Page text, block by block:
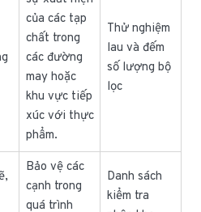
của các tạp
chất trong
các đường
may hoặc
khu vực tiếp
xúc với thực
phẩm.
Thử nghiệm
lau và đếm
số lượng bộ
lọc
Bảo vệ các
cạnh trong
quá trình
Danh sách
kiểm tra